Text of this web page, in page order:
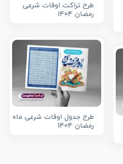
طرح تراکت اوقات شرعی
رمضان 1404
طرح جدول اوقات شرعی ماه
رمضان 1404